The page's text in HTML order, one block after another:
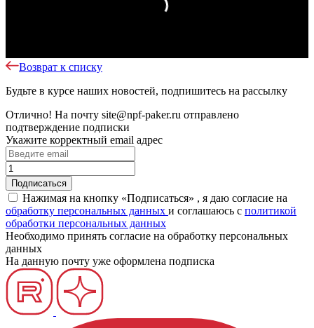
Возврат к списку
Будьте в курсе наших новостей, подпишитесь на рассылку
Отлично! На почту site@npf-paker.ru отправлено
подтверждение подписки
Укажите корректный email адрес
Нажимая на кнопку «Подписаться» , я даю согласие на
обработку персональных данных и соглашаюсь c политикой
обработки персональных данных
Необходимо принять согласие на обработку персональных
данных
На данную почту уже оформлена подписка